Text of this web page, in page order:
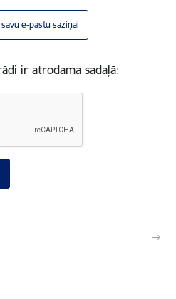
e-pastu saziņai
ir atrodama sadaļā: